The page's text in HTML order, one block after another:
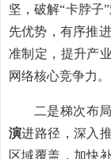
坚，破解“卡脖子
先优势，有序推
准制定，提升产
网络核心竞争力。
二是梯次布
演进路径，深入
区域覆盖，加快